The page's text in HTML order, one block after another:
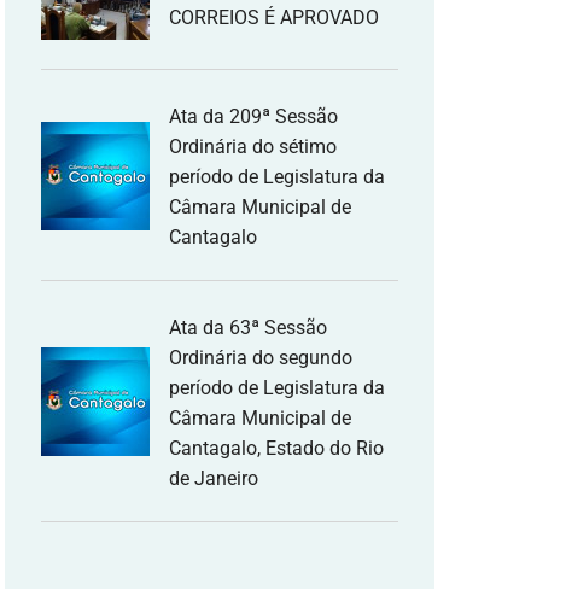
CORREIOS É APROVADO
Ata da 209ª Sessão
Ordinária do sétimo
período de Legislatura da
Câmara Municipal de
Cantagalo
Ata da 63ª Sessão
Ordinária do segundo
período de Legislatura da
Câmara Municipal de
Cantagalo, Estado do Rio
de Janeiro